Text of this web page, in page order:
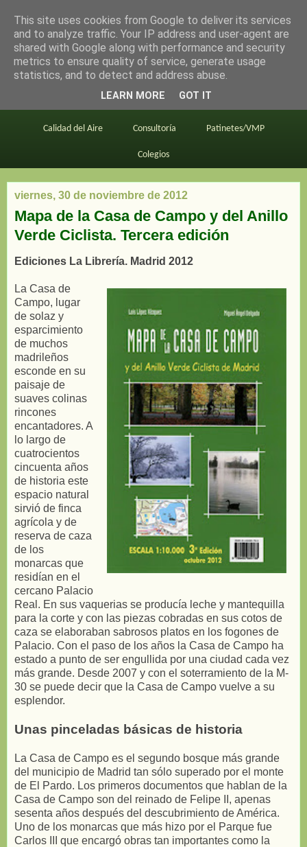
en bici por madrid
Este blog BiciMAD Primeros consejos
Calidad del Aire Consultoría Patinetes/VMP
Colegios
viernes, 30 de noviembre de 2012
Mapa de la Casa de Campo y del Anillo
Verde Ciclista. Tercera edición
Ediciones La Librería. Madrid 2012
La Casa de
Campo, lugar
de solaz y
esparcimiento
de muchos
madrileños
esconde en su
paisaje de
suaves colinas
rincones
encantadores. A
lo largo de
cuatrocientos
cincuenta años
de historia este
espacio natural
sirvió de finca
agrícola y de
reserva de caza
de los
monarcas que
residían en el
cercano Palacio
Real. En sus vaquerias se producía leche y mantequilla
para la corte y con las piezas cobradas en sus cotos de
caza se elaboraban sabrosos platos en los fogones de
Palacio. Con el paso de los años la Casa de Campo ha
estado a punto de ser engullida por una ciudad cada vez
más grande. Desde 2007 y con el soterramiento de la M-
30 se puede decir que la Casa de Campo vuelve a su
esplendor.
Unas pinceladas básicas de historia
La Casa de Campo es el segundo bosque más grande
del municipio de Madrid tan sólo superado por el monte
de El Pardo. Los primeros documentos que hablan de la
Casa de Campo son del reinado de Felipe II, apenas
sesenta años después del descubrimiento de América.
Uno de los monarcas que más hizo por el Parque fue
Carlos III que encargó obras tan importantes como la
This site uses cookies from Google to deliver its services
and to analyze traffic. Your IP address and user-agent are
shared with Google along with performance and security
metrics to ensure quality of service, generate usage
statistics, and to detect and address abuse.
LEARN MORE GOT IT